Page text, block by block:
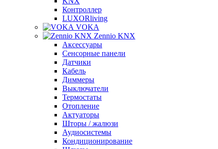
Контроллер
LUXORliving
VOKA
Zennio KNX
Аксессуары
Сенсорные панели
Датчики
Кабель
Диммеры
Выключатели
Термостаты
Отопление
Актуаторы
Шторы / жалюзи
Аудиосистемы
Кондиционирование